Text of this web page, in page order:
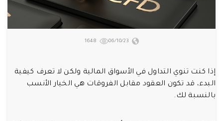
06/10/23
1648
إذا كنت تنوي التداول في الأسواق المالية ولكن لا تعرف كيفية
البدء، قد تكون العقود مقابل الفروقات هي الخيار الأنسب
بالنسبة لك.